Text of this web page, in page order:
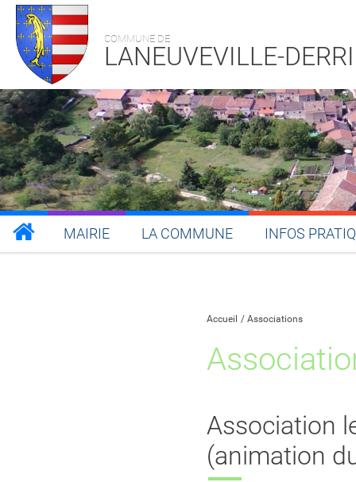
COMMUNE DE
LANEUVEVILLE-
MAIRIE LA COMMUNE INFOS
Accueil Associations
Association
(animation